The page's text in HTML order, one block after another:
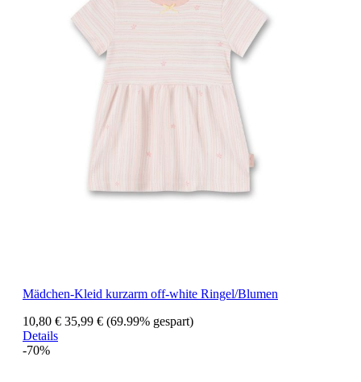
Mädchen-Kleid kurzarm off-white Ringel/Blumen
10,80 € 35,99 € (69.99% gespart)
Details
-70%